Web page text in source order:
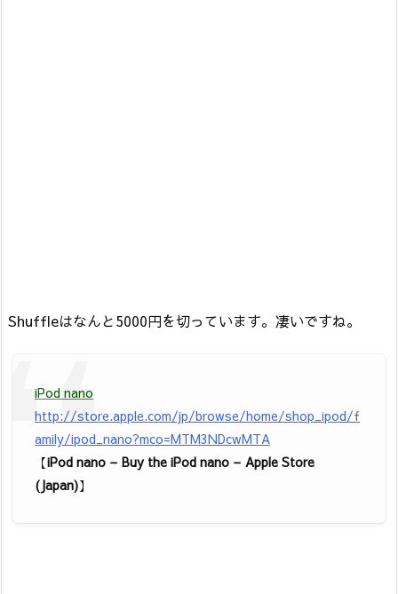
Shuffleはなんと5000円を切っています。凄いですね。
iPod nano
http://store.apple.com/jp/browse/home/shop_ipod/f
amily/ipod_nano?mco=MTM3NDcwMTA
【iPod nano – Buy the iPod nano – Apple Store
(Japan)】